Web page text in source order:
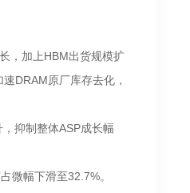
，加上HBM出货规模扩
DRAM原厂库存去化，
抑制整体ASP成长幅
微幅下滑至32.7%。